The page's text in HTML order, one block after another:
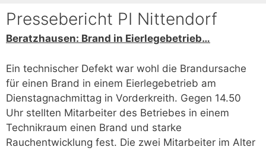
Pressebericht PI Nittendorf
Beratzhausen: Brand in Eierlegebetrieb…
Ein technischer Defekt war wohl die Brandursache
für einen Brand in einem Eierlegebetrieb am
Dienstagnachmittag in Vorderkreith. Gegen 14.50
Uhr stellten Mitarbeiter des Betriebes in einem
Technikraum einen Brand und starke
Rauchentwicklung fest. Die zwei Mitarbeiter im Alter